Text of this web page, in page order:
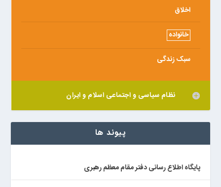
اخلاق
خانواده
سبک زندگی
نظام سیاسی و اجتماعی اسلام و ایران
پیوند ها
پایگاه اطلاع رسانی دفتر مقام معظم رهبری